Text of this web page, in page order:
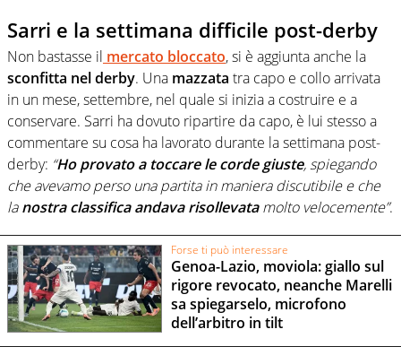
Sarri e la settimana difficile post-derby
Non bastasse il mercato bloccato, si è aggiunta anche la
sconfitta nel derby. Una mazzata tra capo e collo arrivata
in un mese, settembre, nel quale si inizia a costruire e a
conservare. Sarri ha dovuto ripartire da capo, è lui stesso a
commentare su cosa ha lavorato durante la settimana post-
derby: “Ho provato a toccare le corde giuste, spiegando
che avevamo perso una partita in maniera discutibile e che
lanostra classifica andava risollevatamolto velocemente”.
Forse ti può interessare
Genoa-Lazio, moviola: giallo sul
rigore revocato, neanche Marelli
sa spiegarselo, microfono
dell’arbitro in tilt